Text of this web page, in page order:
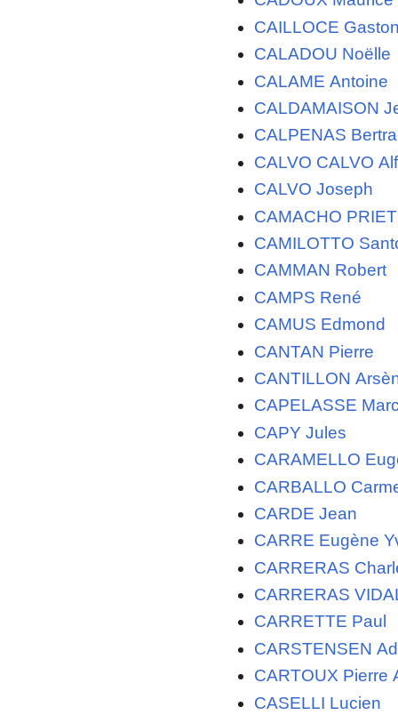
CAILLOCE
CALADOU Noëlle
CALAME Antoine
CALDAMAISON
CALPENAS
CALVO CALVO
CALVO Joseph
CAMACHO
CAMILOTTO
CAMMAN Robert
CAMPS René
CAMUS Edmond
CANTAN Pierre
CANTILLON
CAPELASSE
CAPY Jules
CARAMELLO
CARBALLO
CARDE Jean
CARRE Eugène
CARRERAS
CARRERAS
CARRETTE Paul
CARSTENSEN
CARTOUX Pierre
CASELLI Lucien